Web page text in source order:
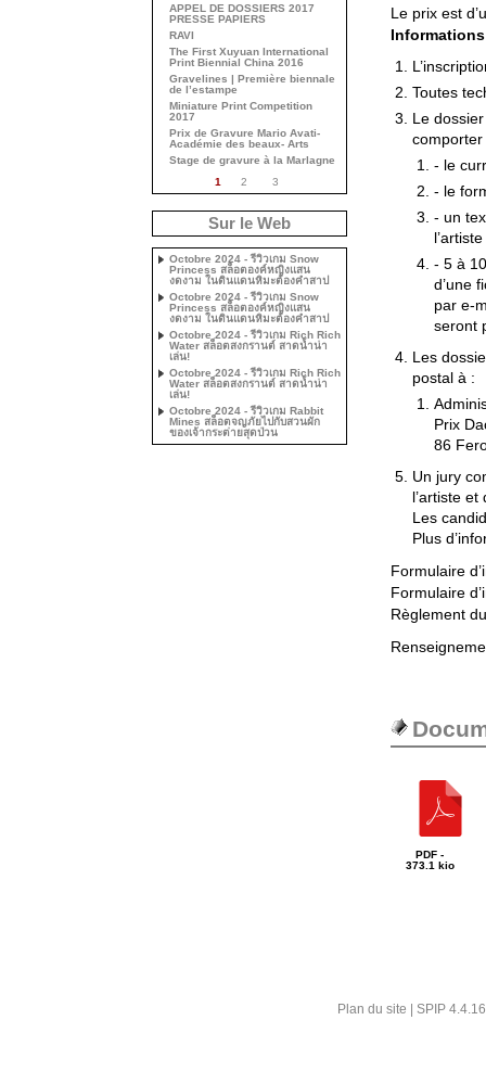
Le prix est
Toutes
Le
comporter
- le
- le
- un
l’artiste
- 5 à
d’une
par e-
seront
Les
postal à :
Prix
86
Un jury
l’artiste
Les
Plus
Formulaire
Formulaire
Règlement
PDF -
373.1 kio
APPEL DE DOSSIERS 2017
PRESSE PAPIERS
RAVI
The First Xuyuan International
Print Biennial China 2016
Gravelines | Première biennale
de l’estampe
Miniature Print Competition
2017
Prix de Gravure Mario Avati-
Académie des beaux- Arts
Stage de gravure à la Marlagne
1
2 3
Sur le Web
Octobre 2024 - รีวิวเกม Snow
Princess สล็อตองค์หญิงแสน
งดงาม ในดินแดนหิมะต้องคำสาป
Octobre 2024 - รีวิวเกม Snow
Princess สล็อตองค์หญิงแสน
งดงาม ในดินแดนหิมะต้องคำสาป
Octobre 2024 - รีวิวเกม Rich Rich
Water สล็อตสงกรานต์ สาดน้ำน่า
เล่น!
Octobre 2024 - รีวิวเกม Rich Rich
Water สล็อตสงกรานต์ สาดน้ำน่า
เล่น!
Octobre 2024 - รีวิวเกม Rabbit
Mines สล็อตจญภัยไปกับสวนผัก
ของเจ้ากระต่ายสุดป่วน
Plan du site SPIP 4.4.16